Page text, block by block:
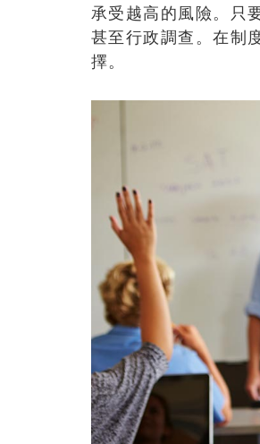
承受越高的風險。只
甚至行政調查。在制
擇。